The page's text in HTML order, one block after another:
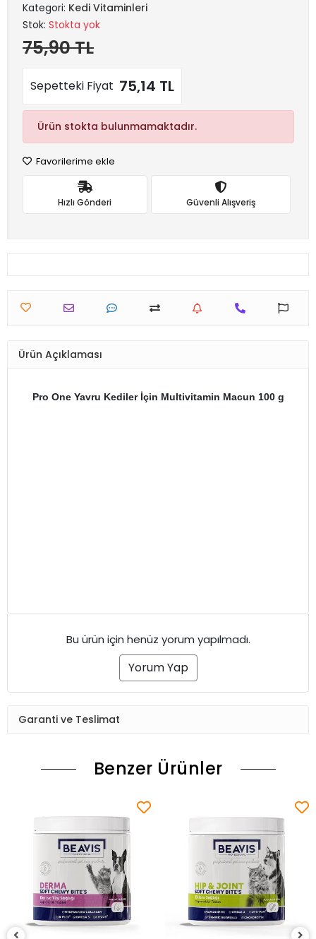
Kategori: Kedi Vitaminleri
Stok: Stokta yok
75,90 TL
Sepetteki Fiyat 75,14 TL
Ürün stokta bulunmamaktadır.
Favorilerime ekle
Hızlı Gönderi Güvenli Alışveriş
Ürün Açıklaması
Pro One Yavru Kediler İçin Multivitamin Macun 100 g
Bu ürün için henüz yorum yapılmadı.
Yorum Yap
Garanti ve Teslimat
Benzer Ürünler